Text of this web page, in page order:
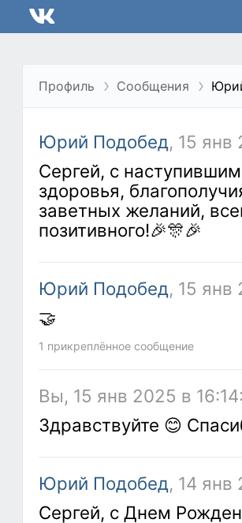
Профиль Сообщения
Юрий Подобед, 15 янв
Сергей, с
здоровья,
заветных желаний,
позитивного!🎉🎊🎉
Юрий Подобед, 15 янв
🤝
1 прикреплённое сообщение
Вы, 15 янв 2025 в
Здравствуйте 😊
Юрий Подобед, 14
Сергей, с Днем